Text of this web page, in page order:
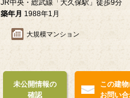
東京都新宿区百人町3-1-5
JR山手線「高田馬場駅」徒歩6分
JR中央・総武線「大久保駅」徒歩9分
築年月 1988年1月
大規模マンション